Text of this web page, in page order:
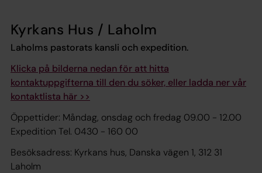
Kyrkans Hus / Laholm
Laholms pastorats kansli och expedition.
Klicka på bilderna nedan för att hitta
kontaktuppgifterna till den du söker, eller ladda ner vår
kontaktlista här >>
Öppettider: Måndag, onsdag och fredag 09.00 - 12.00
Expedition Tel. 0430 - 160 00
Besöksadress: Kyrkans hus, Danska vägen 1, 312 31
Laholm